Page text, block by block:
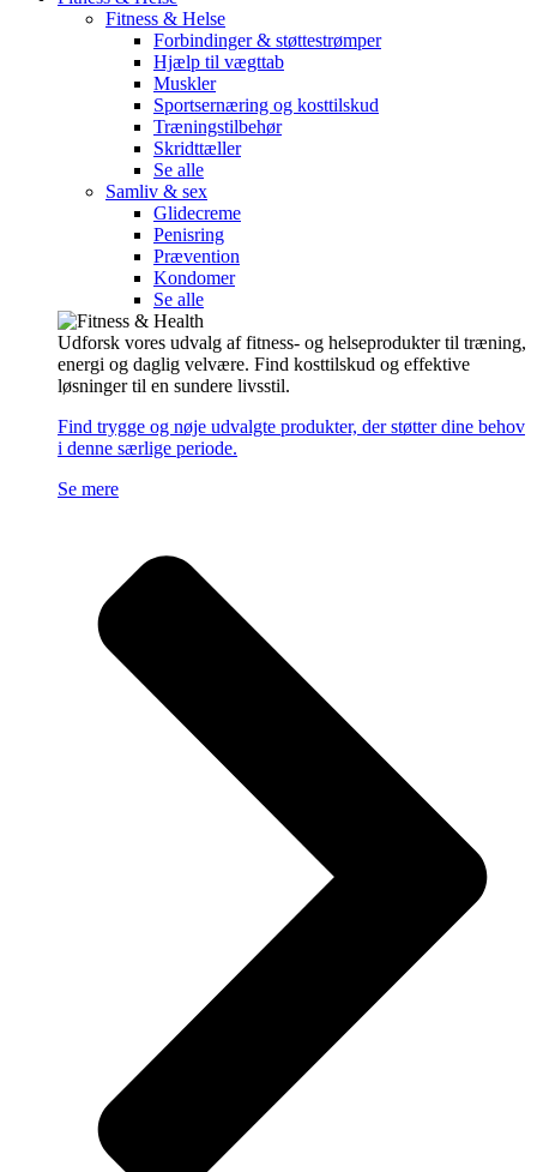
Fitness & Helse
Forbindinger & støttestrømper
Hjælp til vægttab
Muskler
Sportsernæring og kosttilskud
Træningstilbehør
Skridttæller
Se alle
Samliv & sex
Glidecreme
Penisring
Prævention
Kondomer
Se alle
Udforsk vores udvalg af fitness- og helseprodukter til træning,
energi og daglig velvære. Find kosttilskud og effektive
løsninger til en sundere livsstil.
Find trygge og nøje udvalgte produkter, der støtter dine behov
i denne særlige periode.
Se mere